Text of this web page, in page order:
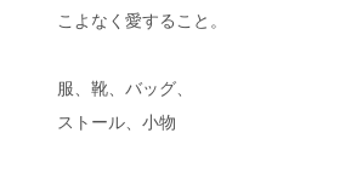
こよなく愛すること。
服、靴、バッグ、
ストール、小物